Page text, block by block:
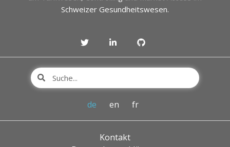
Schweizer Gesundheitswesen.
de en fr
Kontakt